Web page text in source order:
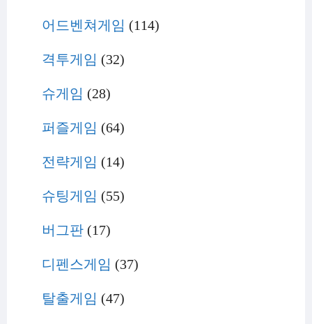
어드벤쳐게임 (114)
격투게임 (32)
슈게임 (28)
퍼즐게임 (64)
전략게임 (14)
슈팅게임 (55)
버그판 (17)
디펜스게임 (37)
탈출게임 (47)